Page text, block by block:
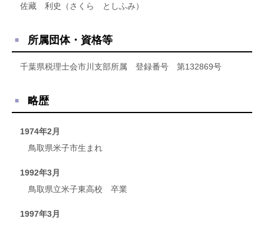
佐藏 利史（さくら としふみ）
所属団体・資格等
千葉県税理士会市川支部所属 登録番号 第132869号
略歴
1974年2月
鳥取県米子市生まれ
1992年3月
鳥取県立米子東高校 卒業
1997年3月